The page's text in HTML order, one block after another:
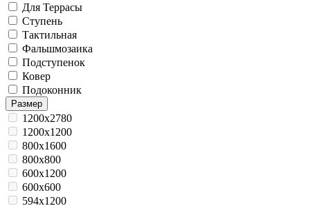
Для Террасы
Ступень
Тактильная
Фальшмозаика
Подступенок
Ковер
Подоконник
Размер
1200x2780
1200x1200
800x1600
800x800
600x1200
600x600
594x1200